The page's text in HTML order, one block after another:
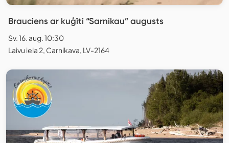
Brauciens ar kuģīti “Sarnikau” augusts
Sv. 16. aug. 10:30
Laivu iela 2, Carnikava, LV-2164